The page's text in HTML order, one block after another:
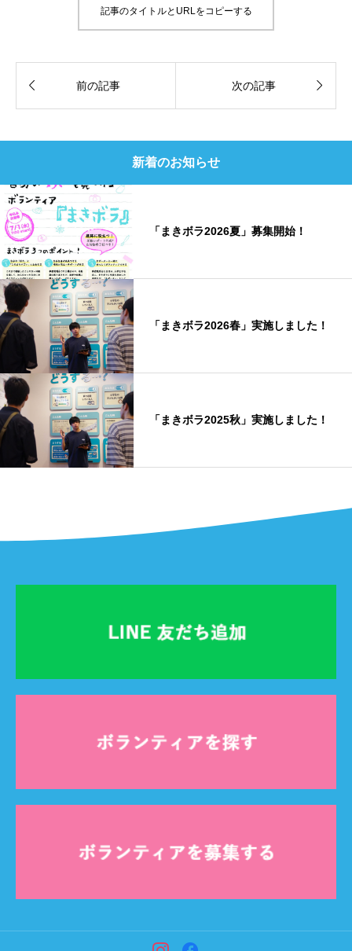
記事のタイトルとURLをコピーする
 前の記事 次の記事 
新着のお知らせ
「まきボラ2026夏」募集開始！
「まきボラ2026春」実施しました！
「まきボラ2025秋」実施しました！